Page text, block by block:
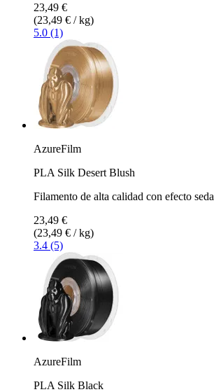
23,49 €
(23,49 € / kg)
5.0 (1)
AzureFilm
PLA Silk Desert Blush
Filamento de alta calidad con efecto seda
23,49 €
(23,49 € / kg)
3.4 (5)
AzureFilm
PLA Silk Black